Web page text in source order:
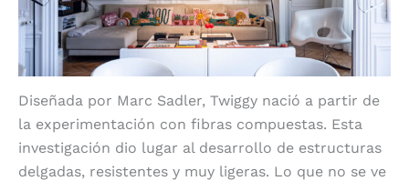
Diseñada por Marc Sadler, Twiggy nació a partir de
la experimentación con fibras compuestas. Esta
investigación dio lugar al desarrollo de estructuras
delgadas, resistentes y muy ligeras. Lo que no se ve